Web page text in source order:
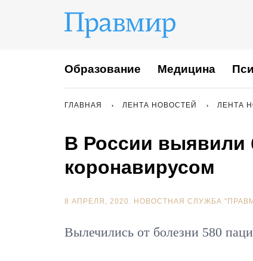
Образование Медицина
ГЛАВНАЯ ЛЕНТА НОВОСТЕЙ ЛЕНТА
В России выявили
коронавирусом
8 АПРЕЛЯ, 2020. НОВОСТНАЯ СЛУЖБА
Вылечились от болезни 580